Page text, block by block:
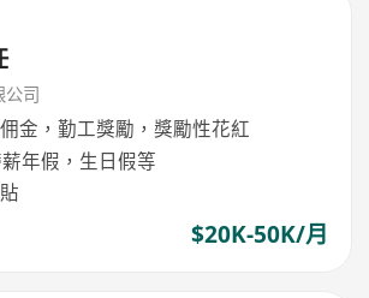
公司
金，勤工獎勵，獎勵性花紅
年假，生日假等
$20K-50K/月